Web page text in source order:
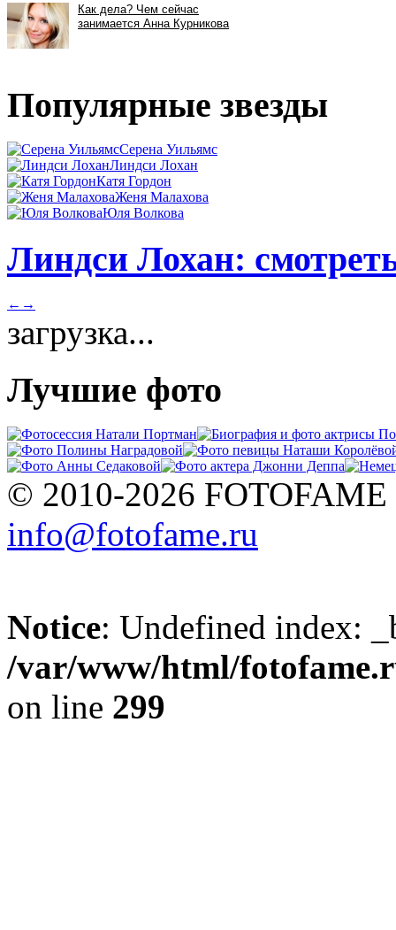
Популярные звезды
Серена Уильямс
Линдси Лохан
Катя Гордон
Женя Малахова
Юля Волкова
Линдси Лохан:
← →
загрузка...
Лучшие фото
© 2010-2026 FOTOFAME
info@fotofame.ru
Notice: Undefined index:
/var/www/html/
on line 299